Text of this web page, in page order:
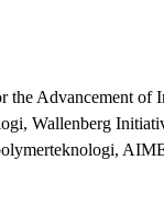
Advancement of
Wallenberg